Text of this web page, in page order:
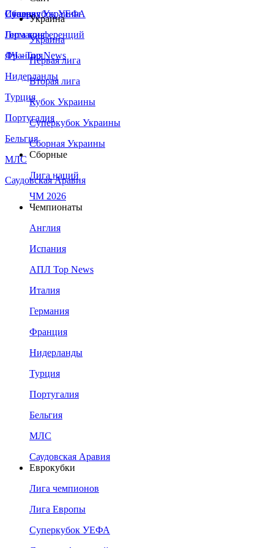
Сборная Украины
Италия
Германия
Франция
Нидерланды
Турция
Португалия
Бельгия
МЛС
Саудовская Аравия
Суперкубок УЕФА
Лига конференций
ЛЧ - Top News
Украина
Украина
Первая лига
Вторая лига
Кубок Украины
Суперкубок Украины
Сборная Украины
Сборные
Лига наций
ЧМ 2026
Чемпионаты
Англия
Испания
АПЛ Top News
Италия
Германия
Франция
Нидерланды
Турция
Португалия
Бельгия
МЛС
Саудовская Аравия
Еврокубки
Лига чемпионов
Лига Европы
Суперкубок УЕФА